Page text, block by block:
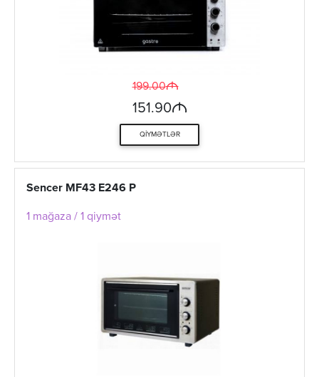
199.00M
151.90M
QIYMƏTLƏR
Sencer MF43 E246 P
1 mağaza / 1 qiymət